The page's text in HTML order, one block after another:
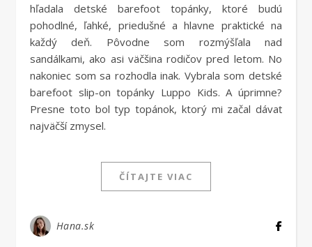
hľadala detské barefoot topánky, ktoré budú
pohodlné, ľahké, priedušné a hlavne praktické na
každý deň. Pôvodne som rozmýšľala nad
sandálkami, ako asi väčšina rodičov pred letom. No
nakoniec som sa rozhodla inak. Vybrala som detské
barefoot slip-on topánky Luppo Kids. A úprimne?
Presne toto bol typ topánok, ktorý mi začal dávať
najväčší zmysel.
ČÍTAJTE VIAC
Hana.sk